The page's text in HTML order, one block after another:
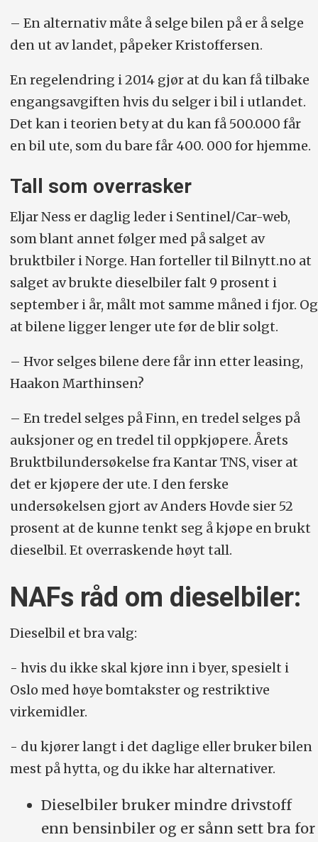
– En alternativ måte å selge bilen på er å selge
den ut av landet, påpeker Kristoffersen.
En regelendring i 2014 gjør at du kan få tilbake
engangsavgiften hvis du selger i bil i utlandet.
Det kan i teorien bety at du kan få 500.000 får
en bil ute, som du bare får 400. 000 for hjemme.
Tall som overrasker
Eljar Ness er daglig leder i Sentinel/Car-web,
som blant annet følger med på salget av
bruktbiler i Norge. Han forteller til Bilnytt.no at
salget av brukte dieselbiler falt 9 prosent i
september i år, målt mot samme måned i fjor. Og
at bilene ligger lenger ute før de blir solgt.
– Hvor selges bilene dere får inn etter leasing,
Haakon Marthinsen?
– En tredel selges på Finn, en tredel selges på
auksjoner og en tredel til oppkjøpere. Årets
Bruktbilundersøkelse fra Kantar TNS, viser at
det er kjøpere der ute. I den ferske
undersøkelsen gjort av Anders Hovde sier 52
prosent at de kunne tenkt seg å kjøpe en brukt
dieselbil. Et overraskende høyt tall.
NAFs råd om dieselbiler:
Dieselbil et bra valg:
- hvis du ikke skal kjøre inn i byer, spesielt i
Oslo med høye bomtakster og restriktive
virkemidler.
- du kjører langt i det daglige eller bruker bilen
mest på hytta, og du ikke har alternativer.
Dieselbiler bruker mindre drivstoff
enn bensinbiler og er sånn sett bra for